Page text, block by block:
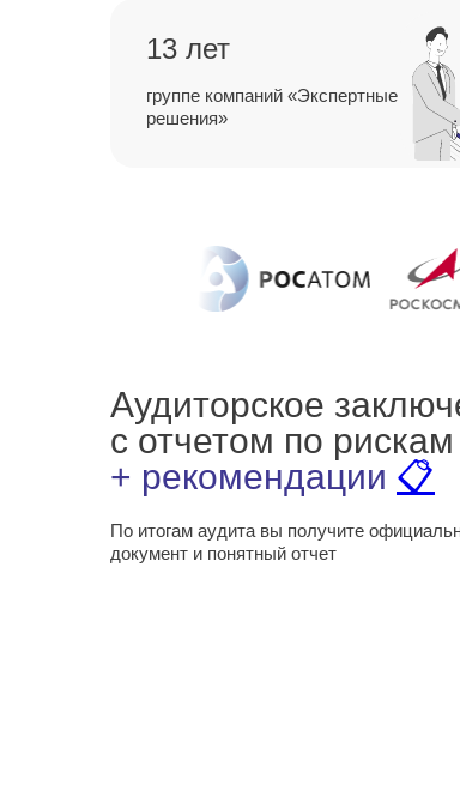
13 лет
группе компаний «Экспертные
решения»
Аудиторское
с отчетом по рискам
+ рекомендации 📋
По итогам аудита вы получите
документ и понятный отчет